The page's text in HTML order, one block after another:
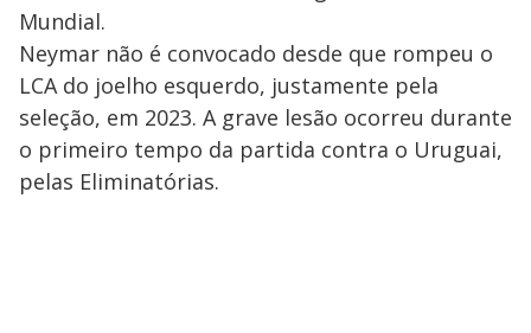
Mundial.
Neymar não é convocado desde que rompeu o
LCA do joelho esquerdo, justamente pela
seleção, em 2023. A grave lesão ocorreu durante
o primeiro tempo da partida contra o Uruguai,
pelas Eliminatórias.